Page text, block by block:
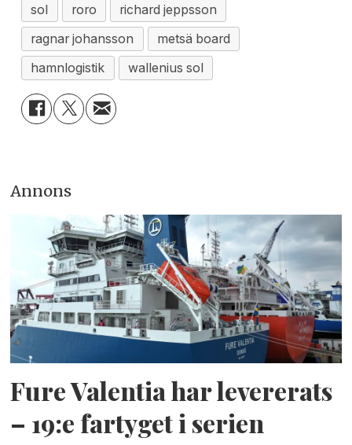
sol
roro
richard jeppsson
ragnar johansson
metsä board
hamnlogistik
wallenius sol
Annons
Fure Valentia har levererats
– 19:e fartyget i serien